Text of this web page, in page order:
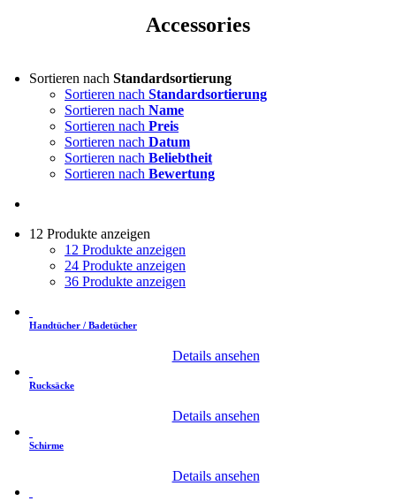
Accessories
Sortieren nach Standardsortierung
Sortieren nach Standardsortierung
Sortieren nach Name
Sortieren nach Preis
Sortieren nach Datum
Sortieren nach Beliebtheit
Sortieren nach Bewertung
12 Produkte anzeigen
12 Produkte anzeigen
24 Produkte anzeigen
36 Produkte anzeigen
Handtücher / Badetücher
Details ansehen
Rucksäcke
Details ansehen
Schirme
Details ansehen